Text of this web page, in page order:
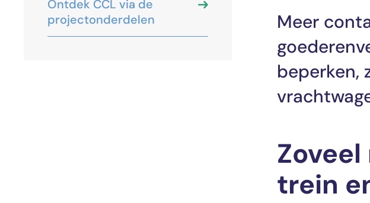
Ontdek CCL via de
projectonderdelen
Meer
beperken,
trein